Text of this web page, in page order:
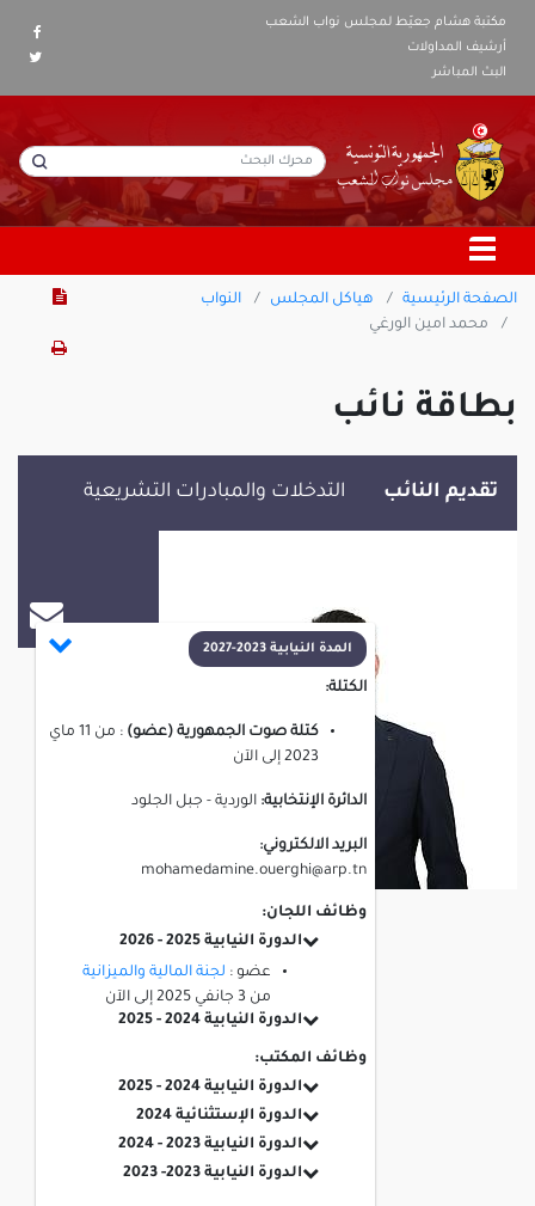
مكتبة هشام جعيّط لمجلس نواب الشعب
أرشيف المداولات
البث المباشر
الصفحة الرئيسية هياكل المجلس
النواب
محمد امين الورغي
بطاقة نائب
تقديم النائب التدخلات والمبادرات التشريعية
المدة النيابية 2023-2027
الكتلة:
كتلة صوت الجمهورية (عضو): من
11 ماي
2023 إلىالآن
الدائرة الإنتخابية: الوردية - جبل الجلود
البريد الالكتروني:
mohamedamine.ouerghi@arp.tn
وظائف اللجان:
الدورة النيابية 2025 - 2026
عضو : لجنة المالية والميزانية
من 3 جانفي 2025 إلىالآن
الدورة النيابية 2024 - 2025
وظائف المكتب:
الدورة النيابية 2024 - 2025
الدورة الإستثنائية 2024
الدورة النيابية 2023 - 2024
الدورة النيابية 2023- 2023